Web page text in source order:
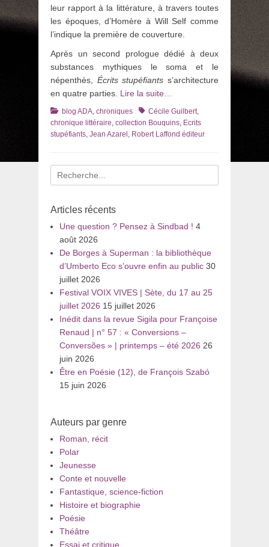
leur rapport à la littérature, à travers toutes
les époques, d’Homère à Will Self comme
l’indique la première de couverture.
Après un second prologue dédié à deux
substances mythiques le soma et le
népenthès, Écrits stupéfiants s’architecture
en quatre parties. Lire la suite…
Catégories
blog ADA chroniques TagsCécile Guilbert
chronique littéraire collection Bouquins Ecrits
stupéfiants Jean Azarel Robert Laffond éditeur
Recherche
pour
Articles récents
Une question ? Pensez à Sindbad ! 4
août 2026
De Borges à Superman : la bibliothèque
d’Umberto Eco s’ouvre enfin au public 30
juillet 2026
Festival VOIX VIVES | Sète, du 17 au 25
juillet 2026 15 juillet 2026
Inédit dans la revue Sigila pour Françoise
Renaud | n° 57 : « Conversions –
Conversões » | printemps – été 2026 26
juin 2026
Être en Poésie (12), de François Szabó
15 juin 2026
Auteurs par genre
Roman, récit
Polar
Jeunesse
Conte et nouvelle
Fantastique, science-fiction
Histoire et biographie
Poésie
Théâtre
Essai et critique